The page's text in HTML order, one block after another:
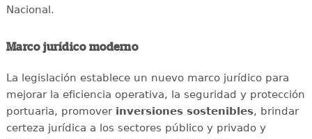
Nacional.
Marco jurídico moderno
La legislación establece un nuevo marco jurídico para
mejorar la eficiencia operativa, la seguridad y protección
portuaria, promover inversiones sostenibles, brindar
certeza jurídica a los sectores público y privado y